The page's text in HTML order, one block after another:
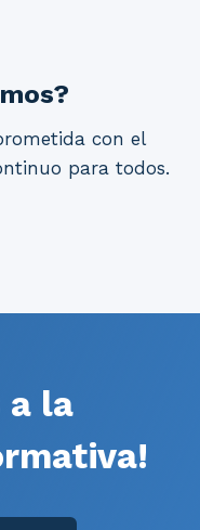
con el
para todos.
a la